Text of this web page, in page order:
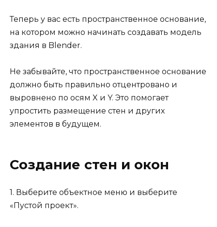
Теперь у вас есть пространственное основание,
на котором можно начинать создавать модель
здания в Blender.
Не забывайте, что пространственное основание
должно быть правильно отцентровано и
выровнено по осям X и Y. Это помогает
упростить размещение стен и других
элементов в будущем.
Создание стен и окон
1. Выберите объектное меню и выберите
«Пустой проект».